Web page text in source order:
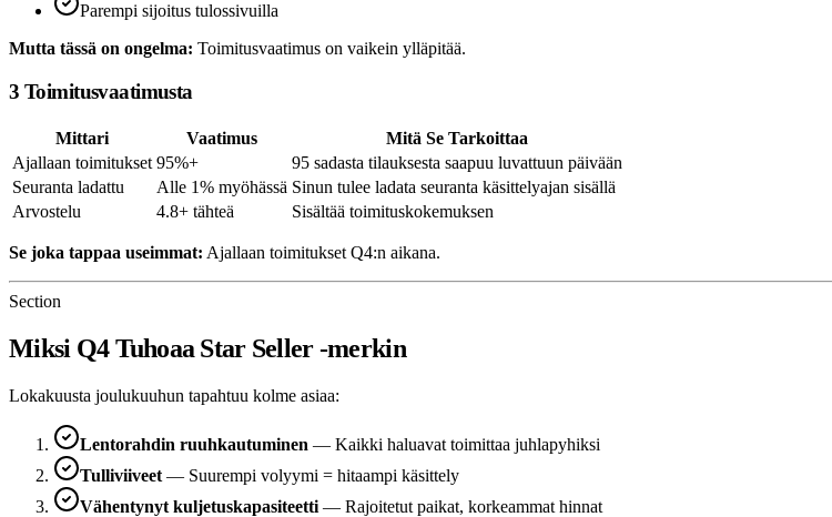
Parempi sijoitus tulossivuilla
Mutta tässä on ongelma: Toimitusvaatimus on vaikein ylläpitää.
3 Toimitusvaatimusta
Mittari Vaatimus
Mitä Se Tarkoittaa
Ajallaan toimitukset 95%+
95 sadasta tilauksesta saapuu luvattuun päivään
Seuranta ladattu
Alle 1% myöhässä Sinun tulee ladata seuranta käsittelyajan sisällä
Arvostelu
4.8+ tähteä Sisältää toimituskokemuksen
Se joka tappaa useimmat: Ajallaan toimitukset Q4:n aikana.
Section
Miksi Q4 Tuhoaa Star Seller -merkin
Lokakuusta joulukuuhun tapahtuu kolme asiaa:
Lentorahdin ruuhkautuminen — Kaikki haluavat toimittaa juhlapyhiksi
Tulliviiveet — Suurempi volyymi = hitaampi käsittely
Vähentynyt kuljetuskapasiteetti — Rajoitetut paikat, korkeammat hinnat